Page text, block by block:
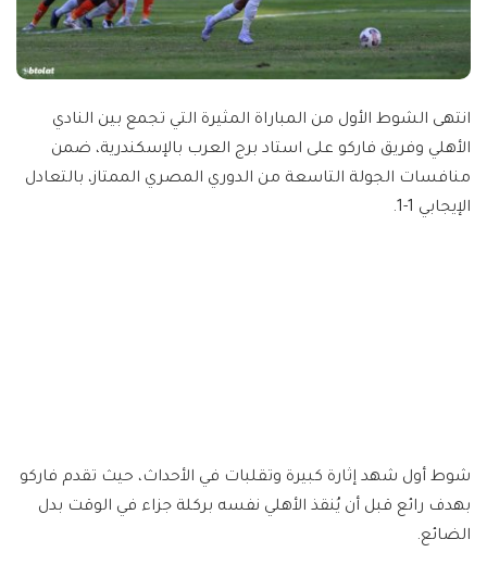
انتهى الشوط الأول من المباراة المثيرة التي تجمع بين النادي
الأهلي وفريق فاركو على استاد برج العرب بالإسكندرية، ضمن
منافسات الجولة التاسعة من الدوري المصري الممتاز، بالتعادل
الإيجابي 1-1.
شوط أول شهد إثارة كبيرة وتقلبات في الأحداث، حيث تقدم فاركو
بهدف رائع قبل أن يُنقذ الأهلي نفسه بركلة جزاء في الوقت بدل
الضائع.